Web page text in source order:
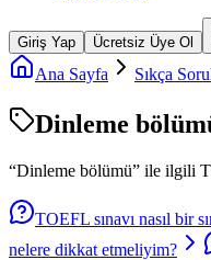
Giriş Yap Ücretsiz Üye Ol
Ana Sayfa Sıkça
Dinleme
“Dinleme bölümü” ile ilgili
TOEFL sınavı nasıl bir
nelere dikkat etmeliyim?